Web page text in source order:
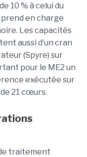
10 % à celui du
prend en charge
Les capacités
aussi d’un cran
(Spyre) sur
pour le ME2 un
exécutée sur
21 cœurs.
traitement